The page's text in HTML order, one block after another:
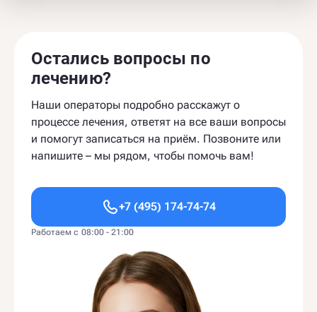
Остались вопросы по
лечению?
Наши операторы подробно расскажут о
процессе лечения, ответят на все ваши вопросы
и помогут записаться на приём. Позвоните или
напишите – мы рядом, чтобы помочь вам!
+7 (495) 174-74-74
Работаем с 08:00 - 21:00